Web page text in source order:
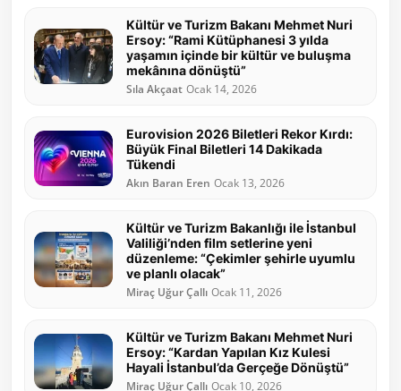
Kültür ve Turizm Bakanı Mehmet Nuri
Ersoy: “Rami Kütüphanesi 3 yılda
yaşamın içinde bir kültür ve buluşma
mekânına dönüştü”
Sıla Akçaat Ocak 14, 2026
Eurovision 2026 Biletleri Rekor Kırdı:
Büyük Final Biletleri 14 Dakikada
Tükendi
Akın Baran Eren Ocak 13, 2026
Kültür ve Turizm Bakanlığı ile İstanbul
Valiliği’nden film setlerine yeni
düzenleme: “Çekimler şehirle uyumlu
ve planlı olacak”
Miraç Uğur Çallı Ocak 11, 2026
Kültür ve Turizm Bakanı Mehmet Nuri
Ersoy: “Kardan Yapılan Kız Kulesi
Hayali İstanbul’da Gerçeğe Dönüştü”
Miraç Uğur Çallı Ocak 10, 2026